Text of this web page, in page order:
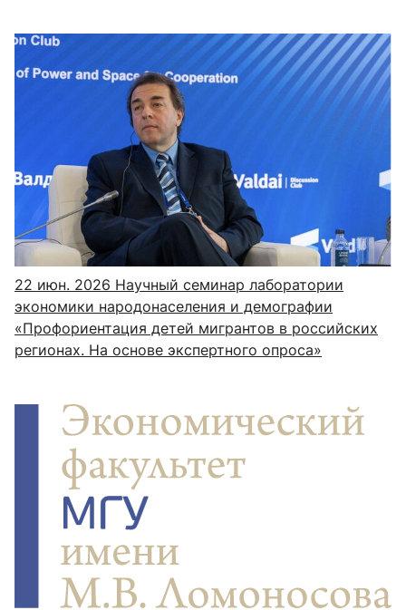
22 июн. 2026 Научный семинар лаборатории
экономики народонаселения и демографии
«Профориентация детей мигрантов в российских
регионах. На основе экспертного опроса»